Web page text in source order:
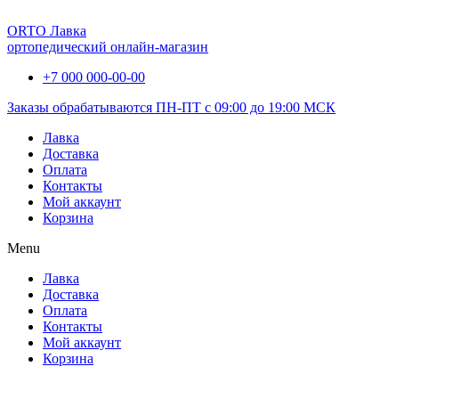
ORTO Лавка
ортопедический онлайн-магазин
+7 000 000-00-00
Заказы обрабатываются ПН-ПТ с 09:00 до 19:00 МСК
Лавка
Доставка
Оплата
Контакты
Мой аккаунт
Корзина
Menu
Лавка
Доставка
Оплата
Контакты
Мой аккаунт
Корзина